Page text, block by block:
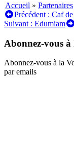
Accueil » Partenaires
Navigation
de
l’article
Précédent : Caf
Suivant : Edumiam
Abonnez-vous à
Abonnez-vous à la
par emails